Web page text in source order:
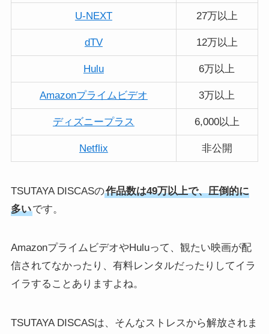
U-NEXT 27万以上
dTV 12万以上
Hulu 6万以上
Amazonプライムビデオ 3万以上
ディズニープラス 6,000以上
Netflix 非公開
TSUTAYA DISCASの作品数は49万以上で、圧倒的に
多いです。
AmazonプライムビデオやHuluって、観たい映画が配
信されてなかったり、有料レンタルだったりしてイラ
イラすることありますよね。
TSUTAYA DISCASは、そんなストレスから解放されま